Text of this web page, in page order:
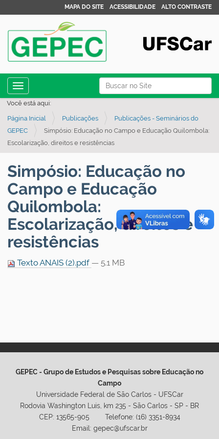
Busca
Busca Avançada…
MAPA DO SITE ACESSIBILIDADE ALTO CONTRASTE
Toggle navigation
Você está aqui:
Página Inicial Publicações
Publicações - Seminários do
GEPEC
Simpósio: Educação no Campo e Educação Quilombola:
Escolarização, direitos e resistências
Simpósio: Educação no
Campo e Educação
Quilombola:
Escolarização, direitos e
resistências
Texto ANAIS (2).pdf — 5.1 MB
GEPEC - Grupo de Estudos e Pesquisas sobre Educação no
Campo
Universidade Federal de São Carlos - UFSCar
Rodovia Washington Luis, km 235 - São Carlos - SP - BR
CEP: 13565-905 Telefone: (16) 3351-8934
Email: gepec@ufscar.br